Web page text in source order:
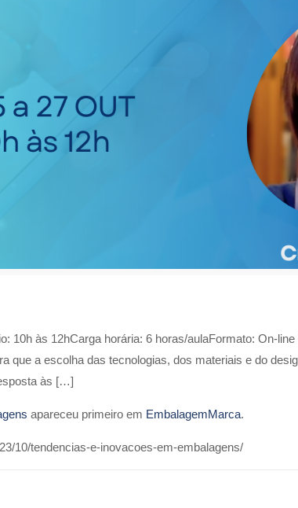
10h às 12hCarga horária: 6 horas/aulaFormato: On-
que a escolha das tecnologias, dos materiais e do
às […]
apareceu primeiro em EmbalagemMarca.
10/tendencias-e-inovacoes-em-embalagens/